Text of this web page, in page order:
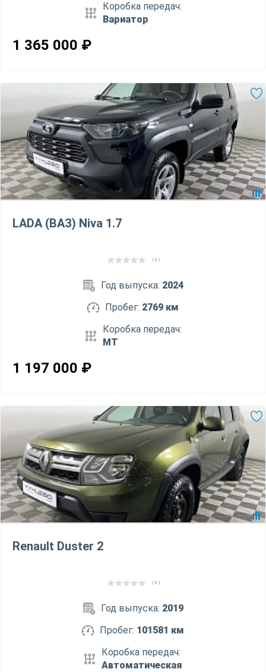
Коробка передач:
Вариатор
1 365 000 ₽
LADA (ВАЗ) Niva 1.7
( 0 )
Год выпуска: 2024
Пробег: 2769 км
Коробка передач:
MT
1 197 000 ₽
Renault Duster 2
( 0 )
Год выпуска: 2019
Пробег: 101581 км
Коробка передач:
Автоматическая